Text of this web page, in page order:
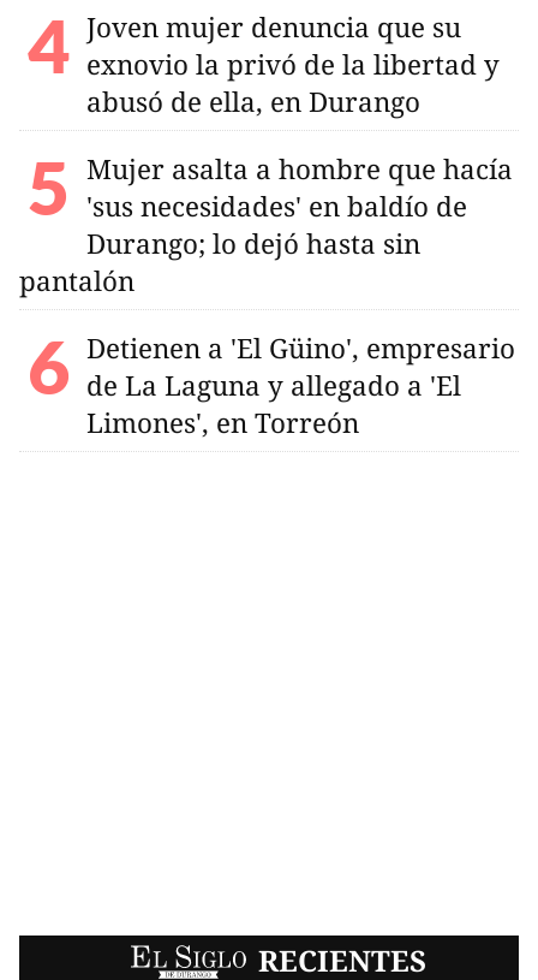
Joven mujer denuncia que su
exnovio la privó de la libertad y
abusó de ella, en Durango
Mujer asalta a hombre que hacía
'sus necesidades' en baldío de
Durango; lo dejó hasta sin
pantalón
Detienen a 'El Güino', empresario
de La Laguna y allegado a 'El
Limones', en Torreón
EL SIGLO RECIENTES